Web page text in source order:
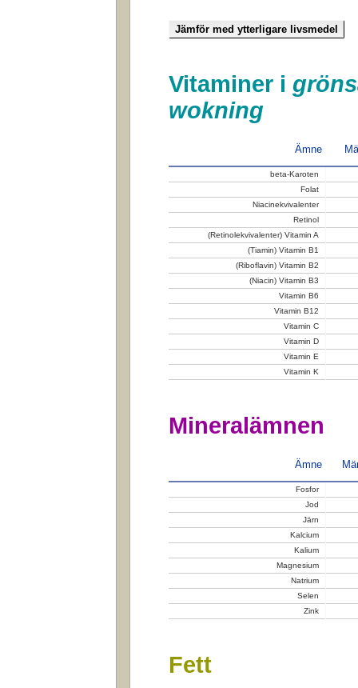
Vitaminer i
wokning
Ämne
beta-Karoten
Folat
Niacinekvivalenter
Retinol
(Retinolekvivalenter) Vitamin A
(Tiamin) Vitamin B1
(Riboflavin) Vitamin B2
(Niacin) Vitamin B3
Vitamin B6
Vitamin B12
Vitamin C
Vitamin D
Vitamin E
Vitamin K
Mineralämnen
Ämne
Fosfor
Jod
Järn
Kalcium
Kalium
Magnesium
Natrium
Selen
Zink
Fett